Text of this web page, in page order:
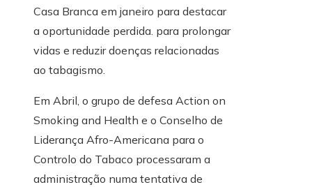
Casa Branca em janeiro para destacar
a oportunidade perdida. para prolongar
vidas e reduzir doenças relacionadas
ao tabagismo.
Em Abril, o grupo de defesa Action on
Smoking and Health e o Conselho de
Liderança Afro-Americana para o
Controlo do Tabaco processaram a
administração numa tentativa de